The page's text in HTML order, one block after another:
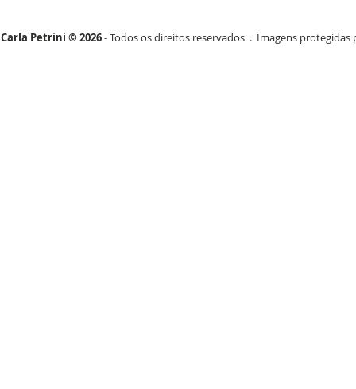
Carla Petrini © 2026- Todos os direitos reservados . Imagens